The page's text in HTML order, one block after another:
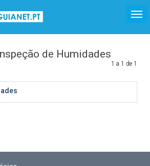
de Humidades
1 a 1 de 1